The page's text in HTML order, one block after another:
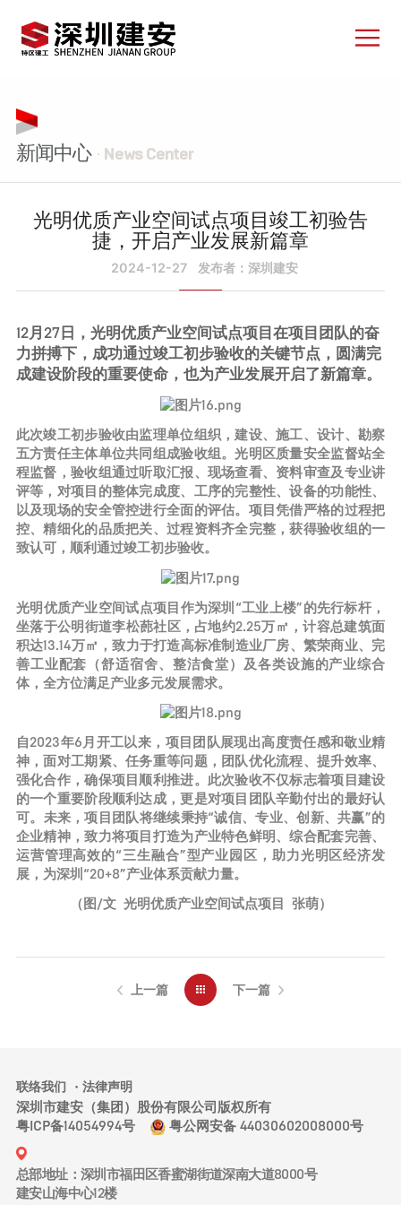
新闻中心 · News Center
光明优质产业空间试点项目竣工初验告
捷，开启产业发展新篇章
2024-12-27 发布者：深圳建安
12月27日，光明优质产业空间试点项目在项目团队的奋
力拼搏下，成功通过竣工初步验收的关键节点，圆满完
成建设阶段的重要使命，也为产业发展开启了新篇章。
此次竣工初步验收由监理单位组织，建设、施工、设计、勘察
五方责任主体单位共同组成验收组。光明区质量安全监督站全
程监督，验收组通过听取汇报、现场查看、资料审查及专业讲
评等，对项目的整体完成度、工序的完整性、设备的功能性、
以及现场的安全管控进行全面的评估。项目凭借严格的过程把
控、精细化的品质把关、过程资料齐全完整，获得验收组的一
致认可，顺利通过竣工初步验收。
光明优质产业空间试点项目作为深圳“工业上楼”的先行标杆，
坐落于公明街道李松蓢社区，占地约2.25万㎡，计容总建筑面
积达13.14万㎡，致力于打造高标准制造业厂房、繁荣商业、完
善工业配套（舒适宿舍、整洁食堂）及各类设施的产业综合
体，全方位满足产业多元发展需求。
自2023年6月开工以来，项目团队展现出高度责任感和敬业精
神，面对工期紧、任务重等问题，团队优化流程、提升效率、
强化合作，确保项目顺利推进。此次验收不仅标志着项目建设
的一个重要阶段顺利达成，更是对项目团队辛勤付出的最好认
可。未来，项目团队将继续秉持“诚信、专业、创新、共赢”的
企业精神，致力将项目打造为产业特色鲜明、综合配套完善、
运营管理高效的“三生融合”型产业园区，助力光明区经济发
展，为深圳“20+8”产业体系贡献力量。
（图/文 光明优质产业空间试点项目 张萌）
上一篇 下一篇
联络我们 法律声明
深圳市建安（集团）股份有限公司版权所有
粤ICP备14054994号
粤公网安备 44030602008000号
总部地址：深圳市福田区香蜜湖街道深南大道8000号
建安山海中心12楼